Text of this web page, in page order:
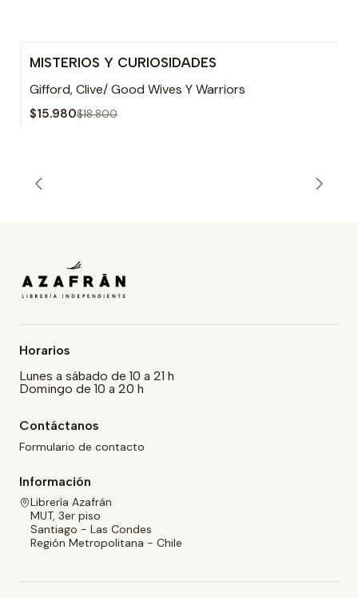
-15% OFF
MISTERIOS Y CURIOSIDADES
Gifford, Clive/ Good Wives Y Warriors
$15.980$18.800
Horarios
Lunes a sábado de 10 a 21 h
Domingo de 10 a 20 h
Contáctanos
Formulario de contacto
Información
Librería Azafrán
MUT, 3er piso
Santiago - Las Condes
Región Metropolitana - Chile